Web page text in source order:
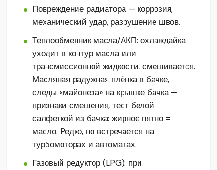
Повреждение радиатора — коррозия,
механический удар, разрушение швов.
Теплообменник масла/АКП: охлаждайка
уходит в контур масла или
трансмиссионной жидкости, смешивается.
Масляная радужная плёнка в бачке,
следы «майонеза» на крышке бачка —
признаки смешения, тест белой
салфеткой из бачка: жирное пятно =
масло. Редко, но встречается на
турбомоторах и автоматах.
Газовый редуктор (LPG): при